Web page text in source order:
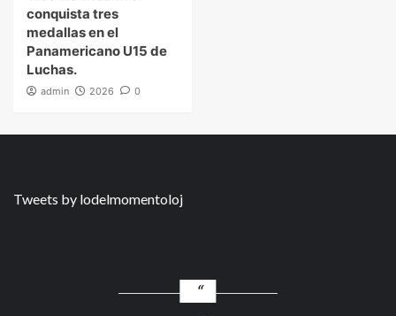
conquista tres
medallas en el
Panamericano U15 de
Luchas.
admin 2026 0
Tweets by lodelmomentoloj